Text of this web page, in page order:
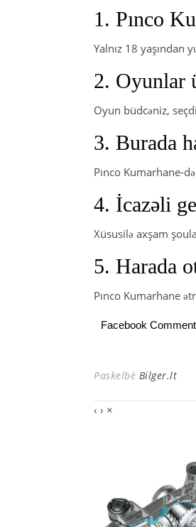
1. Pınco
Yalnız 18 yaşından
2. Oyunlar
Oyun büdcəniz,
3. Burada
Pınco Kumarhane-
4. İcazəli
Xüsusilə axşam
5. Harada
Pınco Kumarhane
Facebook
Paskelbė Bilger.lt
‹ › ×